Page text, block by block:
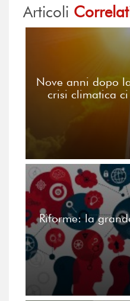
Articoli
Nove anni dopo
crisi climatica
Riforme: la